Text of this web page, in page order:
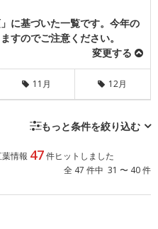
に基づいた一覧です。今年の
すのでご注意ください。
変更する
11月 12月
もっと条件を絞り込む
情報 47件ヒットしました
全 47 件中 31 〜 40 件